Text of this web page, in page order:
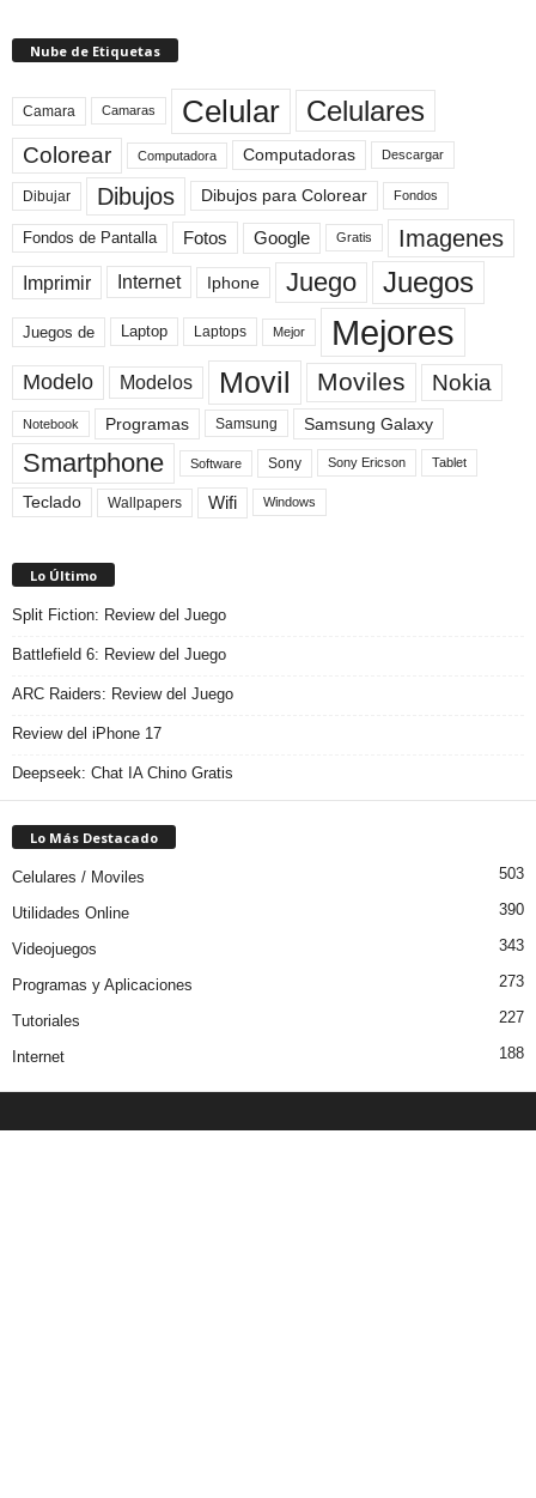
Nube de Etiquetas
Camara Camaras Celular Celulares
Colorear Computadora Computadoras Descargar
Dibujar Dibujos Dibujos para Colorear Fondos
Fondos de Pantalla Fotos Google Gratis Imagenes
Imprimir Internet Iphone Juego Juegos
Juegos de Laptop Laptops Mejor Mejores
Modelo Modelos Movil Moviles Nokia
Notebook Programas Samsung Samsung Galaxy
Smartphone Software Sony Sony Ericson Tablet
Teclado Wallpapers Wifi Windows
Lo Último
Split Fiction: Review del Juego
Battlefield 6: Review del Juego
ARC Raiders: Review del Juego
Review del iPhone 17
Deepseek: Chat IA Chino Gratis
Lo Más Destacado
Celulares / Moviles 503
Utilidades Online 390
Videojuegos 343
Programas y Aplicaciones 273
Tutoriales 227
Internet 188